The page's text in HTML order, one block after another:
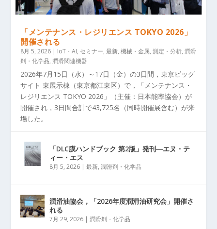
「メンテナンス・レジリエンス TOKYO 2026」
開催される
8月 5, 2026 | IoT・AI, セミナー,最新,機械・金属,測定・分析,潤滑
剤・化学品,潤滑関連機器
2026年7月15日（水）～17日（金）の3日間，東京ビッグ
サイト 東展示棟（東京都江東区）で，「メンテナンス・
レジリエンス TOKYO 2026」（主催：日本能率協会）が
開催され，3日間合計で43,725名（同時開催展含む）が来
場した。
「DLC膜ハンドブック 第2版」発刊―エヌ・テ
ィー・エス
8月 5, 2026 |最新,潤滑剤・化学品
潤滑油協会，「2026年度潤滑油研究会」開催さ
れる
7月 29, 2026 |潤滑剤・化学品